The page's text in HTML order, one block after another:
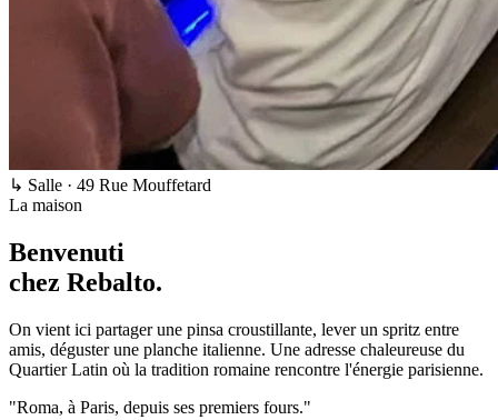
↳ Salle · 49 Rue Mouffetard
La maison
Benvenuti
chez Rebalto.
On vient ici partager une pinsa croustillante, lever un spritz entre
amis, déguster une planche italienne. Une adresse chaleureuse du
Quartier Latin où la tradition romaine rencontre l'énergie parisienne.
"Roma, à Paris, depuis ses premiers fours."